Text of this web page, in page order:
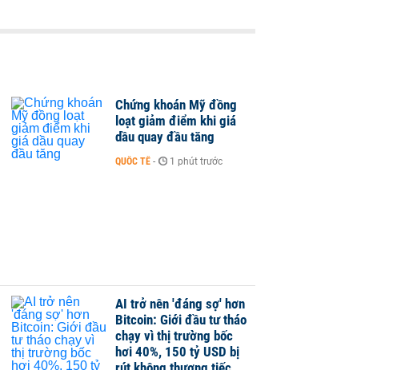
Chứng khoán Mỹ đồng
loạt giảm điểm khi giá
dầu quay đầu tăng
QUỐC TẾ - 1 phút trước
AI trở nên 'đáng sợ' hơn
Bitcoin: Giới đầu tư tháo
chạy vì thị trường bốc
hơi 40%, 150 tỷ USD bị